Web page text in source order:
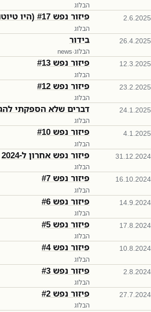
הבלוג
2.6.2025 פיזור נפש #17 (היו טיוטות שלא פרסמתי)
הבלוג
26.4.2025 בידור
הבלוג·
news
12.3.2025 פיזור נפש #13
הבלוג
23.2.2025 פיזור נפש #12
הבלוג
24.1.2025 דברים שלא הספקתי
הבלוג
4.1.2025 פיזור נפש #10
הבלוג
31.12.2024 פיזור נפש אחרון ל-2024
הבלוג
16.10.2024 פיזור נפש #7
הבלוג
14.9.2024 פיזור נפש #6
הבלוג
17.8.2024 פיזור נפש #5
הבלוג
10.8.2024 פיזור נפש #4
הבלוג
2.8.2024 פיזור נפש #3
הבלוג
27.7.2024 פיזור נפש #2
הבלוג